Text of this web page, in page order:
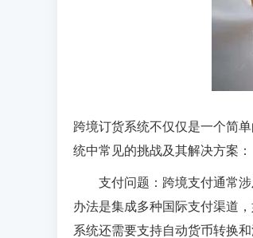
跨境订货系统不仅仅是一个简
统中常见的挑战及其解决方案：
支付问题：跨境支付通常
办法是集成多种国际支付渠道
系统还需要支持自动货币转换和